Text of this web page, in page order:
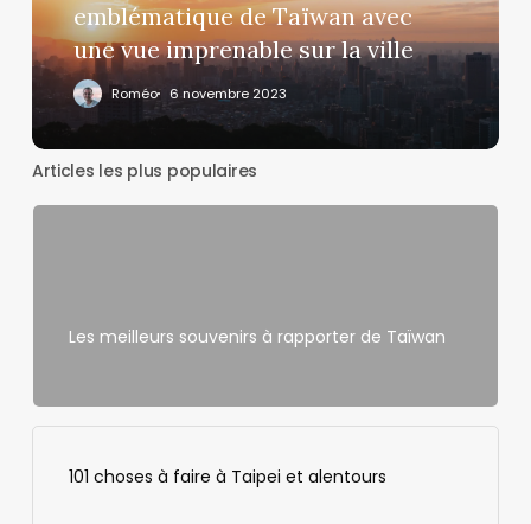
Taïwan
avec
une
vue
imprenable
sur
emblématique de Taïwan avec
une vue imprenable sur la ville
Roméo 6 novembre 2023
Articles les plus populaires
Les meilleurs souvenirs à rapporter de Taïwan
101 choses à faire à Taipei et alentours